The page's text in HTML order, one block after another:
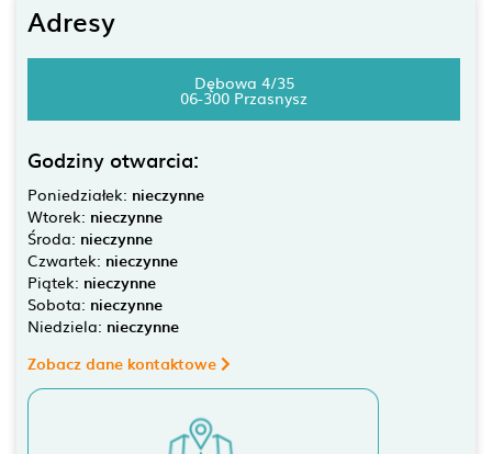
Adresy
Dębowa 4/35
06-300 Przasnysz
Godziny otwarcia:
Poniedziałek: nieczynne
Wtorek: nieczynne
Środa: nieczynne
Czwartek: nieczynne
Piątek: nieczynne
Sobota: nieczynne
Niedziela: nieczynne
Zobacz dane kontaktowe